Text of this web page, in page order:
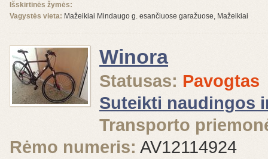
Išskirtinės žymės:
Vagystės vieta: Mažeikiai Mindaugo g. esančiuose garažuose, Mažeikiai
Winora
Statusas: Pavogtas
Suteikti naudingos
Transporto
Rėmo numeris: AV12114924